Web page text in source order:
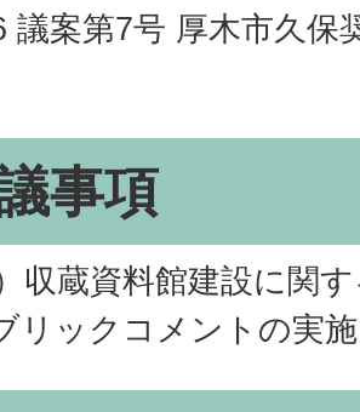
議案第7号 厚木市久保
事項
収蔵資料館建設に関
リックコメントの実